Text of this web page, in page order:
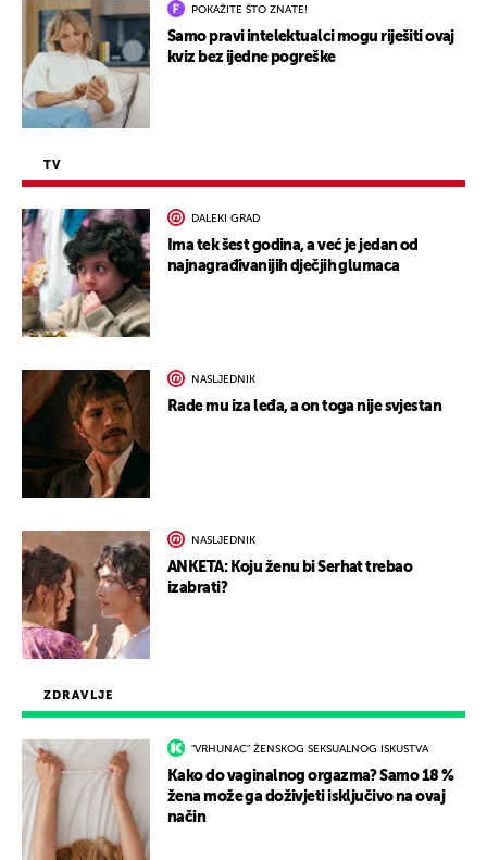
ZDRAVLJE
"VRHUNAC" ŽENSKOG SEKSUALNOG ISKUSTVA
Kako do vaginalnog orgazma? Samo 18 %
žena može ga doživjeti isključivo na ovaj
način
POKAŽITE ŠTO ZNATE!
Samo pravi intelektualci mogu riješiti ovaj
kviz bez ijedne pogreške
TV
DALEKI GRAD
Ima tek šest godina, a već je jedan od
najnagrađivanijih dječjih glumaca
NASLJEDNIK
Rade mu iza leđa, a on toga nije svjestan
NASLJEDNIK
ANKETA: Koju ženu bi Serhat trebao
izabrati?